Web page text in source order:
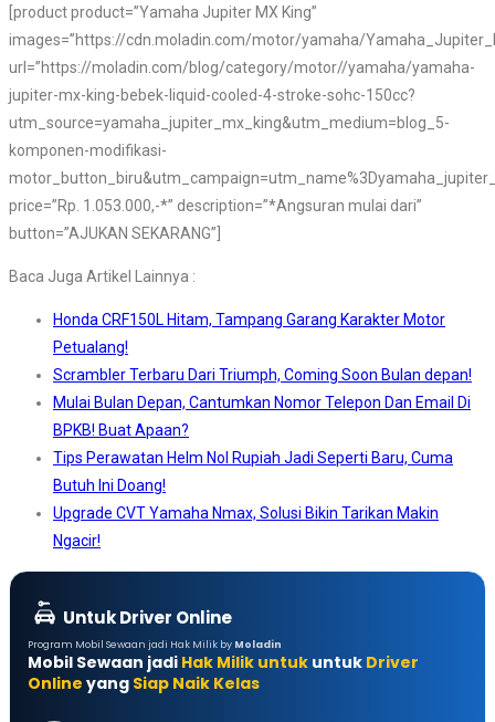
[product product=”Yamaha Jupiter MX King”
images=”https://cdn.moladin.com/motor/yamaha/
url=”https://moladin.com/blog/category/motor//yamaha/yamaha-
jupiter-mx-king-bebek-liquid-cooled-4-stroke-sohc-150cc?
utm_source=yamaha_jupiter_mx_king&utm_medium=blog_5-
komponen-modifikasi-
price=”Rp. 1.053.000,-*” description=”*Angsuran mulai dari”
button=”AJUKAN SEKARANG”]
Baca Juga Artikel Lainnya :
Honda CRF150L Hitam, Tampang Garang Karakter Motor
Petualang!
Scrambler Terbaru Dari Triumph, Coming Soon Bulan depan!
Mulai Bulan Depan, Cantumkan Nomor Telepon Dan Email Di
BPKB! Buat Apaan?
Tips Perawatan Helm Nol Rupiah Jadi Seperti Baru, Cuma
Butuh Ini Doang!
Upgrade CVT Yamaha Nmax, Solusi Bikin Tarikan Makin
Ngacir!
Untuk Driver Online
Program Mobil Sewaan jadi Hak Milik by Moladin
Mobil Sewaan jadi Hak Milik untuk untuk Driver
Online yang Siap Naik Kelas